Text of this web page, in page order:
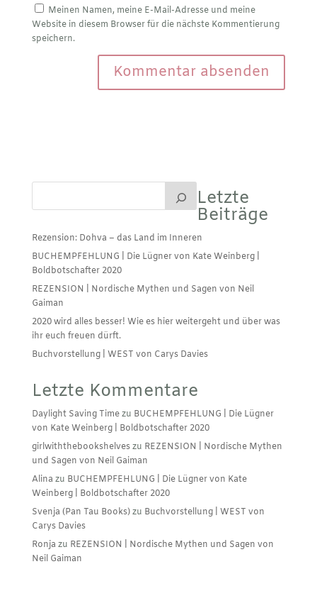
Meinen Namen, meine E-Mail-Adresse und meine
Website in diesem Browser für die nächste Kommentierung
speichern.
Letzte
Beiträge
Rezension: Dohva – das Land im Inneren
BUCHEMPFEHLUNG | Die Lügner von Kate Weinberg |
Boldbotschafter 2020
REZENSION | Nordische Mythen und Sagen von Neil
Gaiman
2020 wird alles besser! Wie es hier weitergeht und über was
ihr euch freuen dürft.
Buchvorstellung | WEST von Carys Davies
Letzte Kommentare
Daylight Saving Timezu BUCHEMPFEHLUNG | Die Lügner
von Kate Weinberg | Boldbotschafter 2020
girlwiththebookshelveszu REZENSION | Nordische Mythen
und Sagen von Neil Gaiman
Alina zu BUCHEMPFEHLUNG | Die Lügner von Kate
Weinberg | Boldbotschafter 2020
Svenja (Pan Tau Books)zu Buchvorstellung | WEST von
Carys Davies
Ronja zu REZENSION | Nordische Mythen und Sagen von
Neil Gaiman